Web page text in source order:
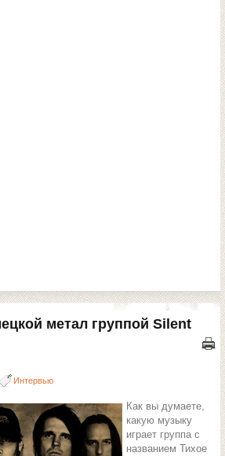
метал группой Silent
Интервью
Как вы думаете,
какую музыку
играет группа с
названием Тихое